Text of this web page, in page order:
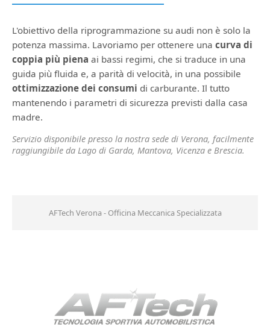
L'obiettivo della riprogrammazione su audi non è solo la
potenza massima. Lavoriamo per ottenere una curva di
coppia più piena ai bassi regimi, che si traduce in una
guida più fluida e, a parità di velocità, in una possibile
ottimizzazione dei consumi di carburante. Il tutto
mantenendo i parametri di sicurezza previsti dalla casa
madre.
Servizio disponibile presso la nostra sede di Verona, facilmente
raggiungibile da Lago di Garda, Mantova, Vicenza e Brescia.
AFTech Verona - Officina Meccanica Specializzata